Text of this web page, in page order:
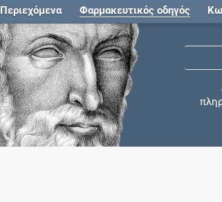
Περιεχόμενα Φαρμακευτικός οδηγός